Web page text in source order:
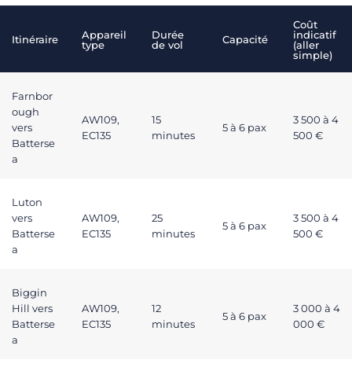
Itinéraire
Appareil
type
Durée
de vol
Capacité
Coût
indicatif
(aller
simple)
Farnbor
ough
vers
Batterse
a
AW109,
EC135
15
minutes
5 à 6 pax
3 500 à 4
500 €
Luton
vers
Batterse
a
AW109,
EC135
25
minutes
5 à 6 pax
3 500 à 4
500 €
Biggin
Hill vers
Batterse
a
AW109,
EC135
12
minutes
5 à 6 pax
3 000 à 4
000 €